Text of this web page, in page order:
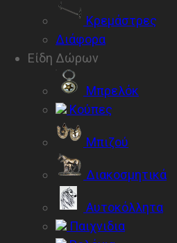
Κρεμάστρες
Διάφορα
Είδη Δώρων
Μπρελόκ
Κούπες
Μπιζού
Διακοσμητικά
Αυτοκόλλητα
Παιχνιδια